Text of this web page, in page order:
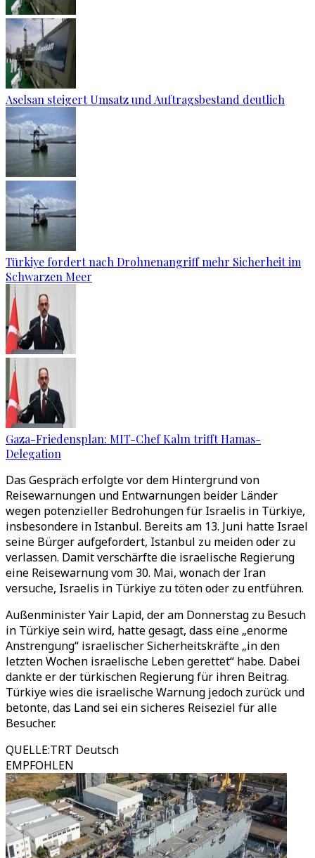
Aselsan steigert Umsatz und Auftragsbestand deutlich
Türkiye fordert nach Drohnenangriff mehr Sicherheit im
Schwarzen Meer
Gaza-Friedensplan: MIT-Chef Kalın trifft Hamas-
Delegation
Das Gespräch erfolgte vor dem Hintergrund von
Reisewarnungen und Entwarnungen beider Länder
wegen potenzieller Bedrohungen für Israelis in Türkiye,
insbesondere in Istanbul. Bereits am 13. Juni hatte Israel
seine Bürger aufgefordert, Istanbul zu meiden oder zu
verlassen. Damit verschärfte die israelische Regierung
eine Reisewarnung vom 30. Mai, wonach der Iran
versuche, Israelis in Türkiye zu töten oder zu entführen.
Außenminister Yair Lapid, der am Donnerstag zu Besuch
in Türkiye sein wird, hatte gesagt, dass eine „enorme
Anstrengung“ israelischer Sicherheitskräfte „in den
letzten Wochen israelische Leben gerettet“ habe. Dabei
dankte er der türkischen Regierung für ihren Beitrag.
Türkiye wies die israelische Warnung jedoch zurück und
betonte, das Land sei ein sicheres Reiseziel für alle
Besucher.
QUELLE:TRT Deutsch
EMPFOHLEN